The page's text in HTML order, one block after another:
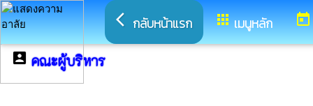
arrow_back_ios กลับหน้าแรก appsเมนูหลัก today
account_box คณะผู้บริหาร